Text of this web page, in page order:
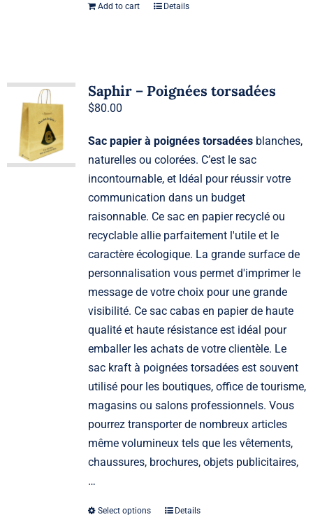
Add to cart Details
Saphir – Poignées torsadées
$80.00
Sac papier à poignées torsadéesblanches,
naturelles ou colorées. C’est le sac
incontournable, et Idéal pour réussir votre
communication dans un budget
raisonnable. Ce sac en papier recyclé ou
recyclable allie parfaitement l'utile et le
caractère écologique. La grande surface de
personnalisation vous permet d'imprimer le
message de votre choix pour une grande
visibilité. Ce sac cabas en papier de haute
qualité et haute résistance est idéal pour
emballer les achats de votre clientèle. Le
sac kraft à poignées torsadées est souvent
utilisé pour les boutiques, office de tourisme,
magasins ou salons professionnels. Vous
pourrez transporter de nombreux articles
même volumineux tels que les vêtements,
chaussures, brochures, objets publicitaires,
…
Select options Details